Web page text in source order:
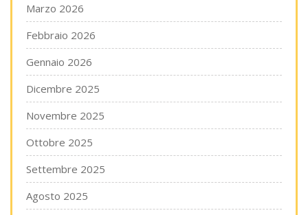
Marzo 2026
Febbraio 2026
Gennaio 2026
Dicembre 2025
Novembre 2025
Ottobre 2025
Settembre 2025
Agosto 2025